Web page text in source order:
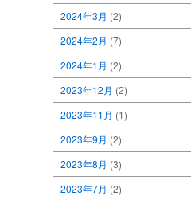
2024年3月 (2)
2024年2月 (7)
2024年1月 (2)
2023年12月 (2)
2023年11月 (1)
2023年9月 (2)
2023年8月 (3)
2023年7月 (2)